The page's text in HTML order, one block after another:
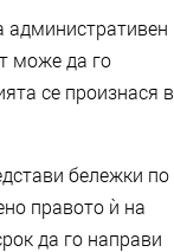
административен
може да го
се произнася в
бележки по
правото ѝ на
да го направи